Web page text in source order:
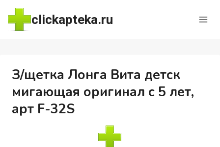
Перейти
содержимому
clickapteka.ru
З/щетка Лонга Вита детск
мигающая оригинал с 5 лет,
арт F-32S